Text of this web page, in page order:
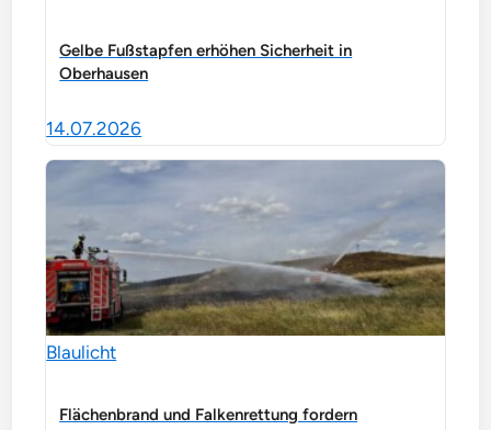
Gelbe Fußstapfen erhöhen Sicherheit in
Oberhausen
14.07.2026
Blaulicht
Flächenbrand und Falkenrettung fordern